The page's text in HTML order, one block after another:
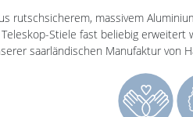
rutschsicherem, massivem
Stiele fast beliebig erweitert
saarländischen Manufaktur von